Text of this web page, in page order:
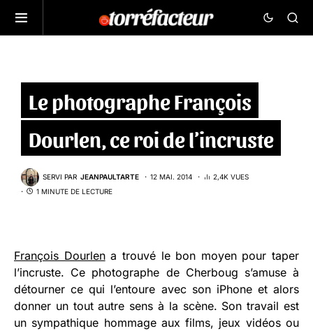
Le photographe François
Dourlen, ce roi de l’incruste
SERVI PAR JEANPAULTARTE 12 MAI. 2014
2,4K VUES
1 MINUTE DE LECTURE
François Dourlena trouvé le bon moyen pour taper
l’incruste. Ce photographe de Cherboug s’amuse à
détourner ce qui l’entoure avec son iPhone et alors
donner un tout autre sens à la scène. Son travail est
un sympathique hommage aux films, jeux vidéos ou